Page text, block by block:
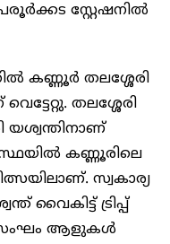
സ്റ്റേഷനില്‍
കണ്ണൂര്‍ തലശ്ശേരി
തലശ്ശേരി
യശ്വന്തിനാണ്
കണ്ണൂരിലെ
സ്വകാര്യ
വൈകിട്ട് ട്രിപ്പ്
ആളുകള്‍